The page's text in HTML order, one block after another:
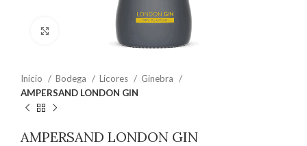
Clic para ampliar
Inicio Bodega Licores
Ginebra
AMPERSAND LONDON GIN
AMPERSAND LONDON GIN